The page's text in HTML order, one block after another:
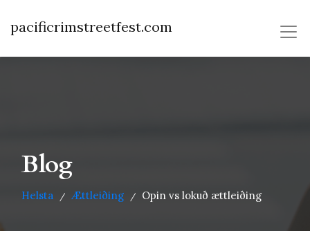
pacificrimstreetfest.com
Blog
Helsta / Ættleiðing / Opin vs lokuð ættleiðing